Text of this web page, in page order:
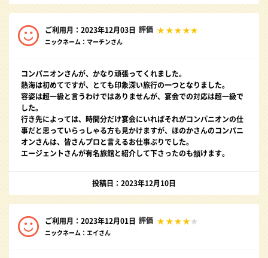
ご利用月：2023年12月03日 評価
ニックネーム：マーチンさん
コンパニオンさんが、かなり頑張ってくれました。
熱海は初めてですが、とても印象深い旅行の一つとなりました。
容姿は超一級と言うわけではありませんが、宴会での対応は超一級で
した。
行き先によっては、時間分だけ宴会にいればそれがコンパニオンの仕
事だと思っていらっしゃる方も見かけますが、ほのかさんのコンパニ
オンさんは、皆さんプロと言えるお仕事ぶりでした。
エージェントさんが有名旅館と紹介して下さったのも頷けます。
投稿日：2023年12月10日
ご利用月：2023年12月01日 評価
ニックネーム：エイさん